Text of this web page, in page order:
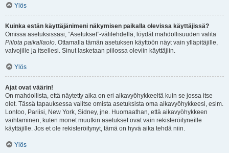
Ylös
Kuinka estän käyttäjänimeni näkymisen paikalla olevissa käyttäjissä?
Omissa asetuksissasi, “Asetukset”-välilehdellä, löydät mahdollisuuden valita
Piilota paikallaolo. Ottamalla tämän asetuksen käyttöön näyt vain ylläpitäjille,
valvojille ja itsellesi. Sinut lasketaan piilossa oleviin käyttäjiin.
Ylös
Ajat ovat väärin!
On mahdollista, että näytetty aika on eri aikavyöhykkeeltä kuin se jossa itse
olet. Tässä tapauksessa valitse omista asetuksista oma aikavyöhykkeesi, esim.
Lontoo, Pariisi, New York, Sidney, jne. Huomaathan, että aikavyöhykkeen
vaihtaminen, kuten monet muutkin asetukset ovat vain rekisteröityneille
käyttäjille. Jos et ole rekisteröitynyt, tämä on hyvä aika tehdä niin.
Ylös